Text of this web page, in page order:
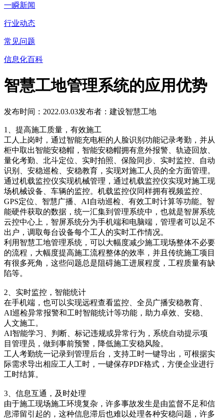
一瞬新闻
行业动态
常见问题
信息化百科
智慧工地管理系统的应用优势
发布时间：2022.03.03发布者：建设智慧工地
1、提高施工质量，有效施工
工人上岗时，通过智能充电柜的人脸识别功能记录考勤，并从
柜中取出智能安稳帽，智能安稳帽拥有意外报警、轨迹回放、
量化考勤、北斗定位、实时拍照、保险同步、实时监控、自动
识别、安稳巡检、安稳教育，实现对施工人员的全方面管理。
通过机载监控仪实现机械管理，通过机载监控仪实现对施工现
场机械设备、车辆的监控。机载监控仪同样拥有视频监控、
GPS定位、智慧广播、AI自动巡检、有效工时计算等功能。智
能硬件获取的数据，统一汇集到管理系统中，也就是智屏系统
云控中心上，智屏系统分为手机端和电脑端，管理者可以足不
出户，调取每台设备每个工人的实时工作情况。
利用智慧工地管理系统，可以大幅度减少施工现场整体不必要
的流程，大幅度提高施工流程整体的效率，并且传统施工项目
有很多死角，这些问题总是阻碍施工进展程度，工程质量有缺
陷等。
2、实时监控，智能统计
在手机端，也可以实现远程查看监控、全员广播安稳教育、
AI巡检异常报警和工时智能统计等功能，助力卓效、安稳、
人文施工。
AI智能学习、判断、标记违规或异常行为，系统自动提示项
目管理员，做到事前预警，降低施工安稳风险。
工人考勤统一记录到管理后台，支持工时一键导出，可根据实
际需求导出相应工人工时，一键保存PDF格式，方便企业进行
工时结算。
3、信息互通，及时处理
由于施工现场施工环境复杂，许多事故发生是由监督不足和信
息滞留引起的，这种信息滞后也难以处理各种安稳问题，许多